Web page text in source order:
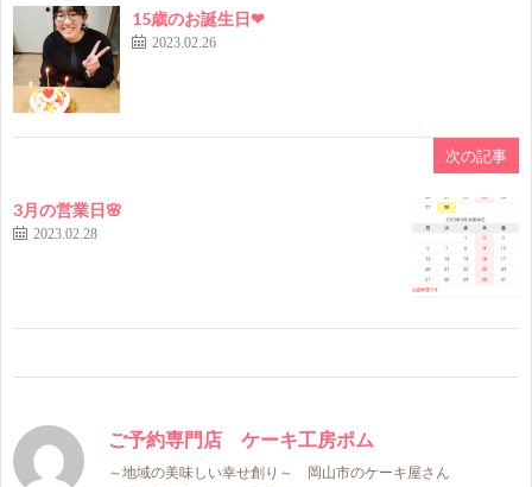
15歳のお誕生日❤
2023.02.26
次の記事
3月の営業日🌸
2023.02.28
ご予約専門店 ケーキ工房ポム
～地域の美味しい幸せ創り～ 岡山市のケーキ屋さん